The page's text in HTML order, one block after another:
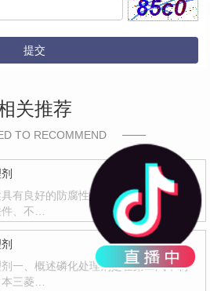
提交
关推荐
TO RECOMMEND
有良好的防腐性和封闭能力，有效地
、不…
一、概述磷化处理剂是在第二汽车制
三菱…